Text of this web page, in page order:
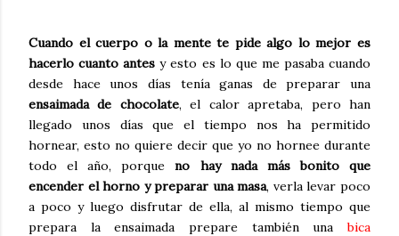
Cuando el cuerpo o la mente te pide algo lo mejor es
hacerlo cuanto antes y esto es lo que me pasaba cuando
desde hace unos días tenía ganas de preparar una
ensaimada de chocolate, el calor apretaba, pero han
llegado unos días que el tiempo nos ha permitido
hornear, esto no quiere decir que yo no hornee durante
todo el año, porque no hay nada más bonito que
encender el horno y preparar una masa, verla levar poco
a poco y luego disfrutar de ella, al mismo tiempo que
prepara la ensaimada prepare también unabica